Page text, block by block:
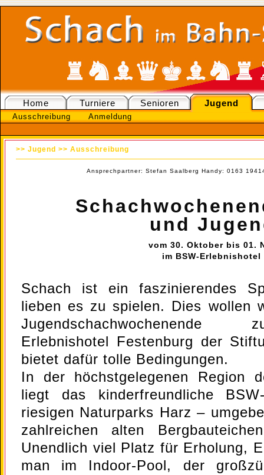
Home Turniere Senioren Jugend
Ausschreibung Anmeldung
>> Jugend >> Ausschreibung
Ansprechpartner: Stefan Saalberg Handy: 0163
und
vom 30. Oktober bis 01.
im BSW-
Schach ist ein faszinierendes
lieben es zu spielen. Dies wollen
Jugendschachwochenende
Erlebnishotel Festenburg der
bietet dafür tolle Bedingungen.
In der höchstgelegenen Region
liegt das kinderfreundliche
riesigen Naturparks Harz –
zahlreichen alten
Unendlich viel Platz für Erholung,
man im Indoor-Pool, der